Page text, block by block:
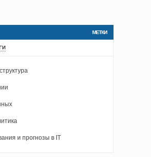
МЕТКИ
и прогнозы в IT